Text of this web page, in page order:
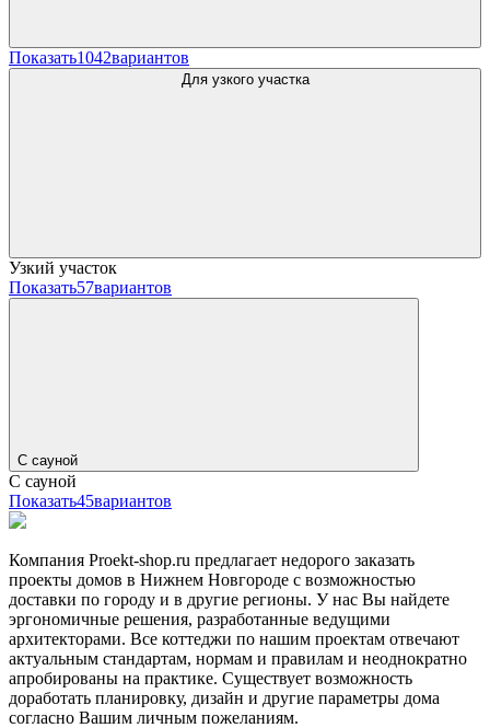
Показать1042вариантов
Для узкого участка
Узкий участок
Показать57вариантов
С сауной
С сауной
Показать45вариантов
Компания Proekt-shop.ru предлагает недорого заказать
проекты домов в Нижнем Новгороде с возможностью
доставки по городу и в другие регионы. У нас Вы найдете
эргономичные решения, разработанные ведущими
архитекторами. Все коттеджи по нашим проектам отвечают
актуальным стандартам, нормам и правилам и неоднократно
апробированы на практике. Существует возможность
доработать планировку, дизайн и другие параметры дома
согласно Вашим личным пожеланиям.